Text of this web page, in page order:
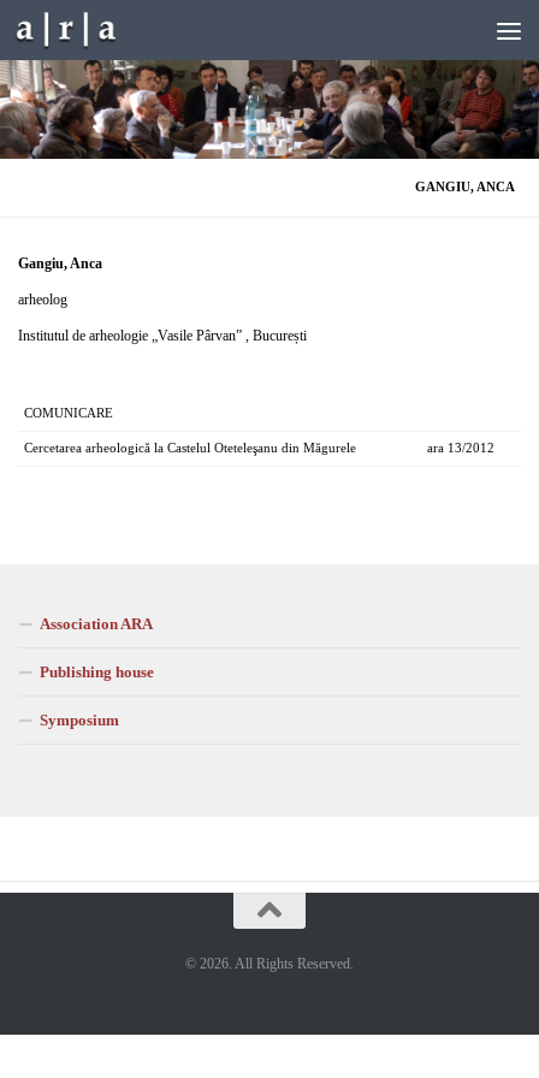
Skip to content
GANGIU, ANCA
Gangiu, Anca
arheolog
Institutul de arheologie „Vasile Pârvan” , București
COMUNICARE
Cercetarea arheologică la Castelul Oteteleşanu din Măgurele ara 13/2012
Association ARA
Publishing house
Symposium
© 2026. All Rights Reserved.